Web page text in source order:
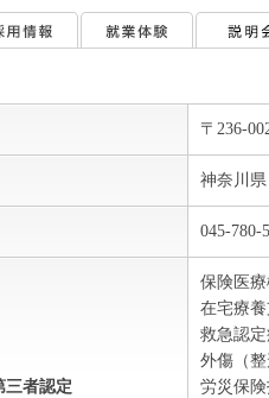
〒236-
神奈川
045-780-
三者認定
保険医療
在宅療
救急認定
外傷（
労災保